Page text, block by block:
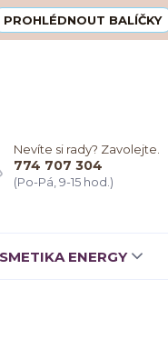
PROHLÉDNOUT BALÍČKY
Nevíte si rady? Zavolejte.
774 707 304
(Po-Pá, 9-15 hod.)
ENERGY